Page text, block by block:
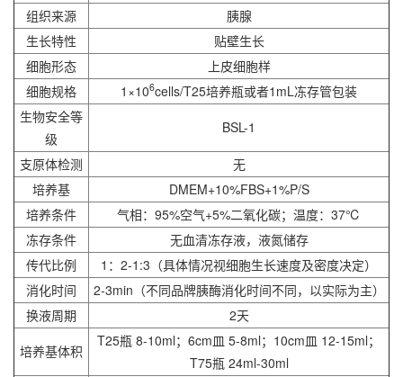
组织来源
胰腺
生长特性
贴壁生长
细胞形态
上皮细胞样
细胞规格
1×106cells/T25培养瓶或者1mL冻存管包装
生物安全等
级
BSL-1
支原体检测
无
培养基
DMEM+10%FBS+1%P/S
培养条件
气相：95%空气+5%二氧化碳；温度：37℃
冻存条件
无血清冻存液，液氮储存
传代比例
1：2-1:3（具体情况视细胞生长速度及密度决定）
消化时间
2-3min（不同品牌胰酶消化时间不同，以实际为主）
换液周期
2天
培养基体积
T25瓶 8-10ml；6cm皿 5-8ml；10cm皿 12-15ml；
T75瓶 24ml-30ml